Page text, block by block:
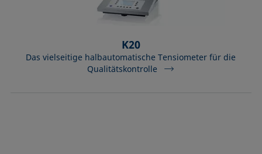
K20
Das vielseitige halbautomatische Tensiometer für die
Qualitätskontrolle